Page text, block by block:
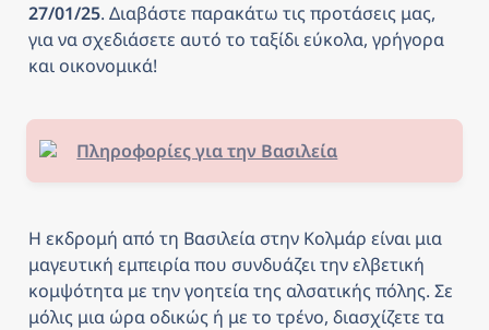
27/01/25. Διαβάστε παρακάτω τις προτάσεις μας,
για να σχεδιάσετε αυτό το ταξίδι εύκολα, γρήγορα
και οικονομικά!
Πληροφορίες για την Βασιλεία
Η εκδρομή από τη Βασιλεία στην Κολμάρ είναι μια
μαγευτική εμπειρία που συνδυάζει την ελβετική
κομψότητα με την γοητεία της αλσατικής πόλης. Σε
μόλις μια ώρα οδικώς ή με το τρένο, διασχίζετε τα